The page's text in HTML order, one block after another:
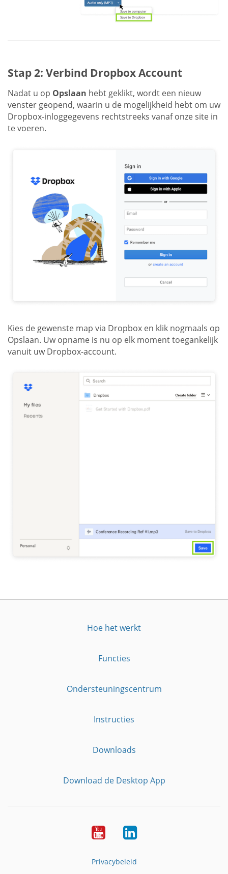
Stap 2: Verbind Dropbox Account
Nadat u op Opslaan hebt geklikt, wordt een nieuw
venster geopend, waarin u de mogelijkheid hebt om uw
Dropbox-inloggegevens rechtstreeks vanaf onze site in
te voeren.
Kies de gewenste map via Dropbox en klik nogmaals op
Opslaan. Uw opname is nu op elk moment toegankelijk
vanuit uw Dropbox-account.
Hoe het werkt
Functies
Ondersteuningscentrum
Instructies
Downloads
Download de Desktop App
YouTubeLinkedIn
Privacybeleid